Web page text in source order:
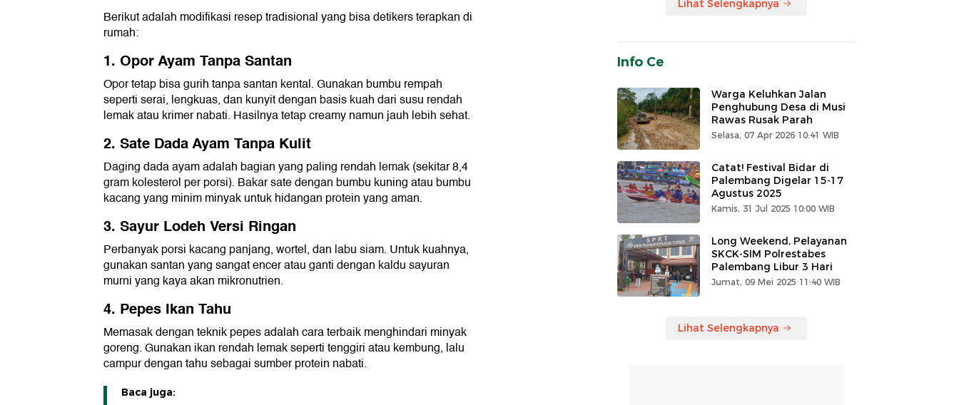
Berikut adalah modifikasi resep tradisional yang bisa detikers terapkan di
rumah:
1. Opor Ayam Tanpa Santan
Opor tetap bisa gurih tanpa santan kental. Gunakan bumbu rempah
seperti serai, lengkuas, dan kunyit dengan basis kuah dari susu rendah
lemak atau krimer nabati. Hasilnya tetap creamy namun jauh lebih sehat.
2. Sate Dada Ayam Tanpa Kulit
Daging dada ayam adalah bagian yang paling rendah lemak (sekitar 8,4
gram kolesterol per porsi). Bakar sate dengan bumbu kuning atau bumbu
kacang yang minim minyak untuk hidangan protein yang aman.
3. Sayur Lodeh Versi Ringan
Perbanyak porsi kacang panjang, wortel, dan labu siam. Untuk kuahnya,
gunakan santan yang sangat encer atau ganti dengan kaldu sayuran
murni yang kaya akan mikronutrien.
4. Pepes Ikan Tahu
Memasak dengan teknik pepes adalah cara terbaik menghindari minyak
goreng. Gunakan ikan rendah lemak seperti tenggiri atau kembung, lalu
campur dengan tahu sebagai sumber protein nabati.
Baca juga:
Lihat Selengkapnya
Info Ce
Warga Keluhkan Jalan
Penghubung Desa di Musi
Rawas Rusak Parah
Selasa, 07 Apr 2026 10:41 WIB
Catat! Festival Bidar di
Palembang Digelar 15-17
Agustus 2025
Kamis, 31 Jul 2025 10:00 WIB
Long Weekend, Pelayanan
SKCK-SIM Polrestabes
Palembang Libur 3 Hari
Jumat, 09 Mei 2025 11:40 WIB
Lihat Selengkapnya